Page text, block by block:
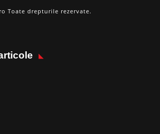
Toate drepturile rezervate.